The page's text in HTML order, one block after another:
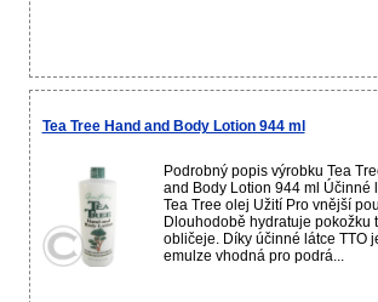
Tea Tree Hand and Body Lotion 944 ml
Podrobný popis výrobku Tea
and Body Lotion 944 ml Účinné
Tea Tree olej Užití Pro vnější
Dlouhodobě hydratuje pokožku
obličeje. Díky účinné látce TTO
emulze vhodná pro podrá...